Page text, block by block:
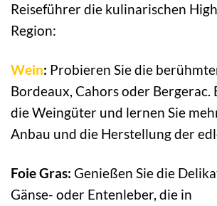
Reiseführer die kulinarischen
Region:
Wein: Probieren Sie die
Bordeaux, Cahors oder Bergerac.
die Weingüter und lernen Sie
Anbau und die Herstellung der
Foie Gras: Genießen Sie die
Gänse- oder Entenleber, die in